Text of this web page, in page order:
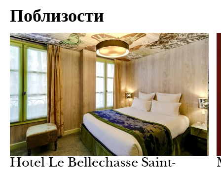
Поблизости
Hotel Le Bellechasse Saint-